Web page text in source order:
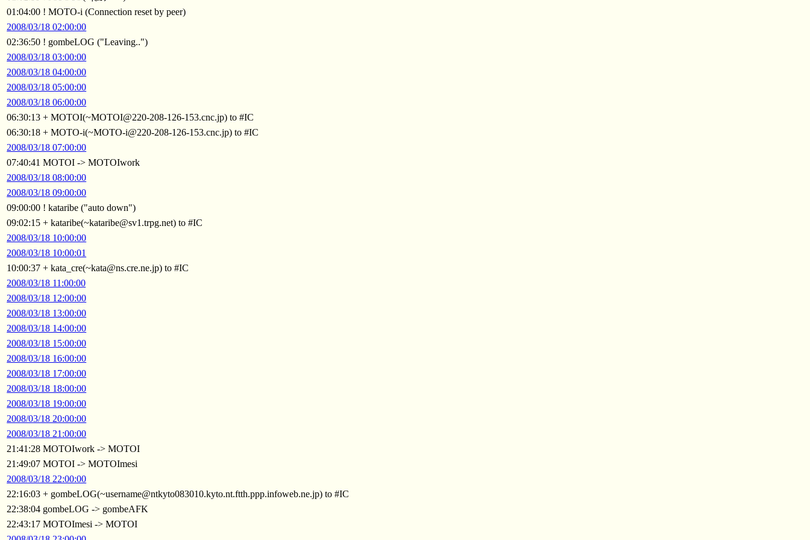
01:04:00 ! MOTO-i (Connection reset by peer)
2008/03/18 02:00:00
02:36:50 ! gombeLOG ("Leaving..")
2008/03/18 03:00:00
2008/03/18 04:00:00
2008/03/18 05:00:00
2008/03/18 06:00:00
06:30:13 + MOTOI(~MOTOI@220-208-126-153.cnc.jp) to #IC
06:30:18 + MOTO-i(~MOTO-i@220-208-126-153.cnc.jp) to #IC
2008/03/18 07:00:00
07:40:41 MOTOI -> MOTOIwork
2008/03/18 08:00:00
2008/03/18 09:00:00
09:00:00 ! kataribe ("auto down")
09:02:15 + kataribe(~kataribe@sv1.trpg.net) to #IC
2008/03/18 10:00:00
2008/03/18 10:00:01
10:00:37 + kata_cre(~kata@ns.cre.ne.jp) to #IC
2008/03/18 11:00:00
2008/03/18 12:00:00
2008/03/18 13:00:00
2008/03/18 14:00:00
2008/03/18 15:00:00
2008/03/18 16:00:00
2008/03/18 17:00:00
2008/03/18 18:00:00
2008/03/18 19:00:00
2008/03/18 20:00:00
2008/03/18 21:00:00
21:41:28 MOTOIwork -> MOTOI
21:49:07 MOTOI -> MOTOImesi
2008/03/18 22:00:00
22:16:03 + gombeLOG(~username@ntkyto083010.kyto.nt.ftth.ppp.infoweb.ne.jp) to #IC
22:38:04 gombeLOG -> gombeAFK
22:43:17 MOTOImesi -> MOTOI